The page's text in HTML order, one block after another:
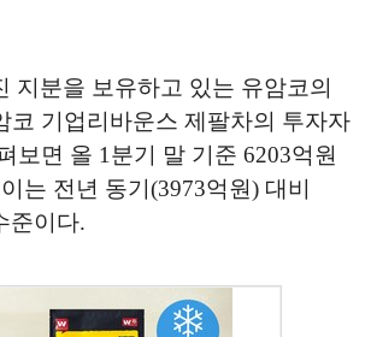
지분을 보유하고 있는 유암코의
코 기업리바운스 제팔차의 투자자
보면 올 1분기 말 기준 6203억원
는 전년 동기(3973억원) 대비
준이다.